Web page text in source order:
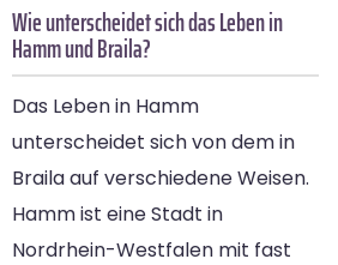
Wie unterscheidet sich das Leben in
Hamm und Braila?
Das Leben in Hamm
unterscheidet sich von dem in
Braila auf verschiedene Weisen.
Hamm ist eine Stadt in
Nordrhein-Westfalen mit fast